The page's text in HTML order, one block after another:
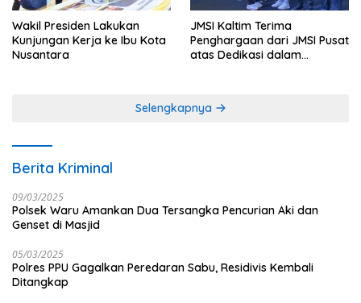
Wakil Presiden Lakukan
Kunjungan Kerja ke Ibu Kota
Nusantara
JMSI Kaltim Terima
Penghargaan dari JMSI Pusat
atas Dedikasi dalam
Selengkapnya
Berita Kriminal
09/03/2025
Polsek Waru Amankan Dua Tersangka Pencurian Aki dan
Genset di Masjid
05/03/2025
Polres PPU Gagalkan Peredaran Sabu, Residivis Kembali
Ditangkap